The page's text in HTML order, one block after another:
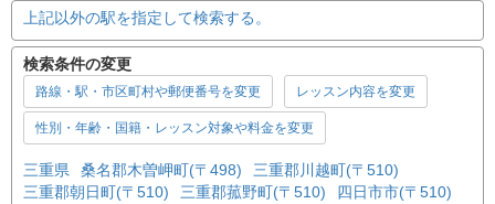
上記以外の駅を指定して検索する。
検索条件の変更
路線・駅・市区町村や郵便番号を変更 レッスン内容を変更
性別・年齢・国籍・レッスン対象や料金を変更
三重県 桑名郡木曽岬町(〒498)
三重郡川越町(〒510)
三重郡朝日町(〒510)
三重郡菰野町(〒510)
四日市市(〒510)